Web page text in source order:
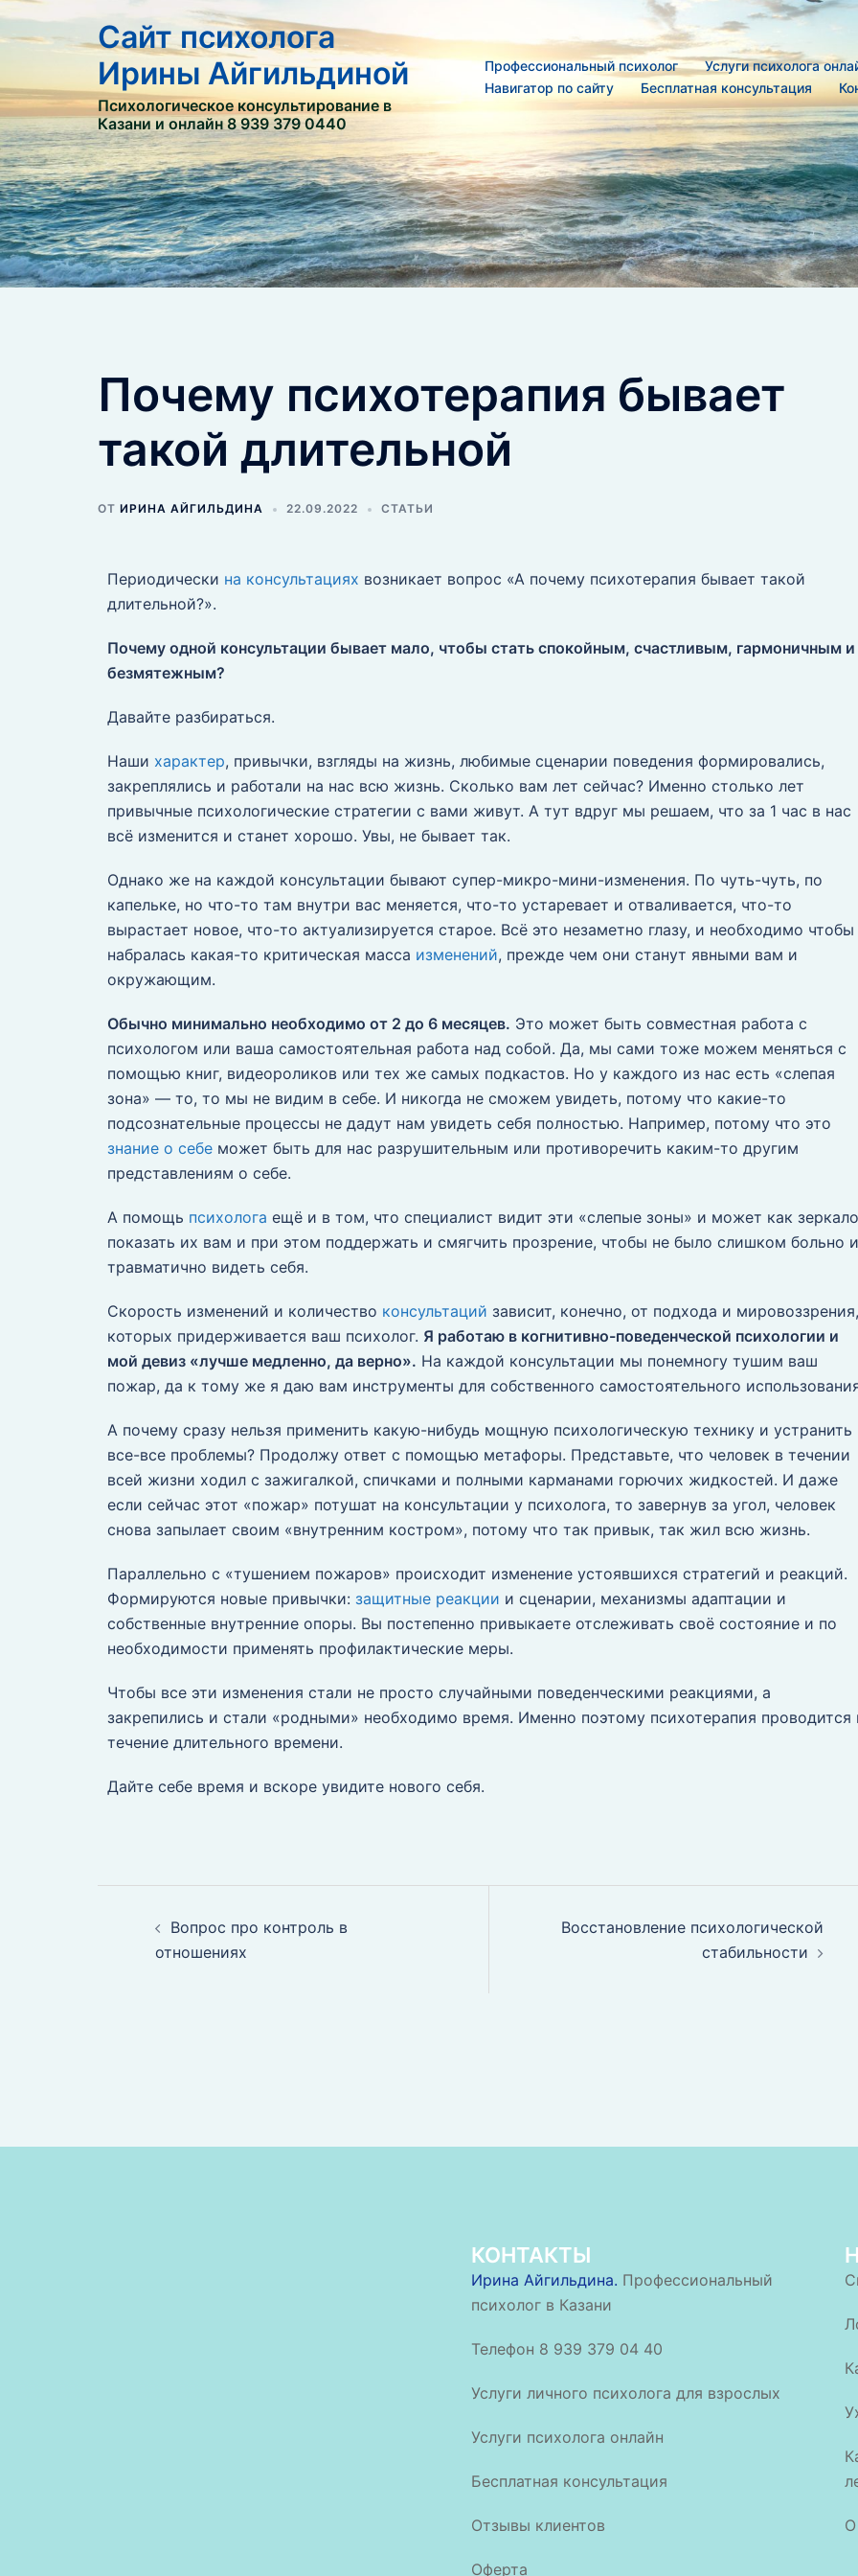
Сайт психолога
Ирины Айгильдиной
Психологическое консультирование в
Казани и онлайн 8 939 379 0440
Профессиональный психолог
Услуги психолога
Навигатор по сайту
Бесплатная консультация
Почему психотерапия бывает
такой длительной
ОТ ИРИНА АЙГИЛЬДИНА 22.09.2022 СТАТЬИ
Периодически на консультациях возникает вопрос «А почему психотерапия бывает такой
длительной?».
Почему одной консультации бывает мало, чтобы стать спокойным, счастливым, гармоничным и
безмятежным?
Давайте разбираться.
Наши характер, привычки, взгляды на жизнь, любимые сценарии поведения формировались,
закреплялись и работали на нас всю жизнь. Сколько вам лет сейчас? Именно столько лет
привычные психологические стратегии с вами живут. А тут вдруг мы решаем, что за 1 час в нас
всё изменится и станет хорошо. Увы, не бывает так.
Однако же на каждой консультации бывают супер-микро-мини-изменения. По чуть-чуть, по
капельке, но что-то там внутри вас меняется, что-то устаревает и отваливается, что-то
вырастает новое, что-то актуализируется старое. Всё это незаметно глазу, и необходимо чтобы
набралась какая-то критическая масса изменений, прежде чем они станут явными вам и
окружающим.
Обычно минимально необходимо от 2 до 6 месяцев. Это может быть совместная работа с
психологом или ваша самостоятельная работа над собой. Да, мы сами тоже можем меняться с
помощью книг, видеороликов или тех же самых подкастов. Но у каждого из нас есть «слепая
зона» — то, то мы не видим в себе. И никогда не сможем увидеть, потому что какие-то
подсознательные процессы не дадут нам увидеть себя полностью. Например, потому что это
знание о себе может быть для нас разрушительным или противоречить каким-то другим
представлениям о себе.
А помощь психолога ещё и в том, что специалист видит эти «слепые зоны» и может как зеркало
показать их вам и при этом поддержать и смягчить прозрение, чтобы не было слишком больно и
травматично видеть себя.
Скорость изменений и количество консультаций зависит, конечно, от подхода и мировоззрения,
которых придерживается ваш психолог. Я работаю в когнитивно-поведенческой психологии и
мой девиз «лучше медленно, да верно». На каждой консультации мы понемногу тушим ваш
пожар, да к тому же я даю вам инструменты для собственного самостоятельного
А почему сразу нельзя применить какую-нибудь мощную психологическую технику и устранить
все-все проблемы? Продолжу ответ с помощью метафоры. Представьте, что человек в течении
всей жизни ходил с зажигалкой, спичками и полными карманами горючих жидкостей. И даже
если сейчас этот «пожар» потушат на консультации у психолога, то завернув за угол, человек
снова запылает своим «внутренним костром», потому что так привык, так жил всю жизнь.
Параллельно с «тушением пожаров» происходит изменение устоявшихся стратегий и реакций.
Формируются новые привычки: защитные реакции и сценарии, механизмы адаптации и
собственные внутренние опоры. Вы постепенно привыкаете отслеживать своё состояние и по
необходимости применять профилактические меры.
Чтобы все эти изменения стали не просто случайными поведенческими реакциями, а
закрепились и стали «родными» необходимо время. Именно поэтому психотерапия проводится
течение длительного времени.
Дайте себе время и вскоре увидите нового себя.
Вопрос про контроль в
отношениях
Восстановление психологической
стабильности
КОНТАКТЫ
Ирина Айгильдина. Профессиональный
психолог в Казани
Телефон 8 939 379 04 40
Услуги личного психолога для взрослых
Услуги психолога онлайн
Бесплатная консультация
Отзывы клиентов
Оферта
О